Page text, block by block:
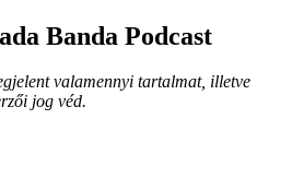
Banda Podcast
valamennyi tartalmat, illetve
jog véd.